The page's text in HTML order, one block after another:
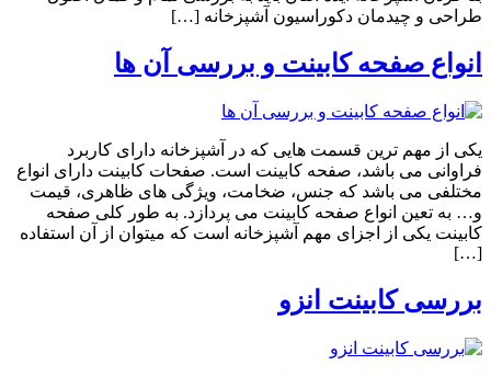
طراحی و چیدمان دکوراسیون آشپزخانه […]
انواع صفحه کابینت و بررسی آن ها
یکی از مهم ترین قسمت هایی که در آشپزخانه دارای کاربرد
فراوانی می باشد، صفحه کابینت است. صفحات کابینت دارای انواع
مختلفی می باشد که جنس، ضخامت، ویژگی های ظاهری، قیمت
و… به تعین انواع صفحه کابینت می پردازد. به طور کلی صفحه
کابینت یکی از اجزای مهم آشپزخانه است که میتوان از آن استفاده
[…]
بررسی کابینت انزو